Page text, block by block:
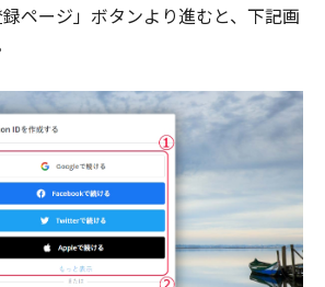
録ページ」ボタンより進むと、下記画